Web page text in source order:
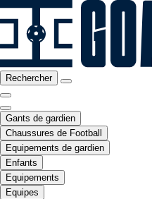
Rechercher
Gants de gardien
Chaussures de Football
Equipements de gardien
Enfants
Equipements
Equipes